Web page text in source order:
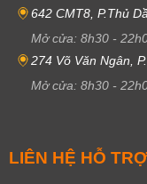
642 CMT8, P.Thủ
Mở cửa: 8h30 -
274 Võ Văn Ngân,
Mở cửa: 8h30 -
LIÊN HỆ HỖ TRỢ